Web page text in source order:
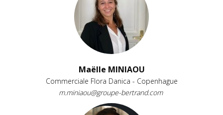
Maëlle MINIAOU
Commerciale Flora Danica - Copenhague
m.miniaou@groupe-bertrand.com